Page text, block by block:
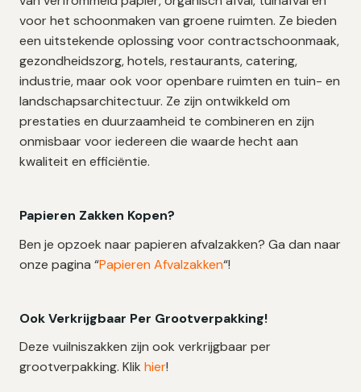
voor het schoonmaken van groene ruimten. Ze bieden
een uitstekende oplossing voor contractschoonmaak,
gezondheidszorg, hotels, restaurants, catering,
industrie, maar ook voor openbare ruimten en tuin- en
landschapsarchitectuur. Ze zijn ontwikkeld om
prestaties en duurzaamheid te combineren en zijn
onmisbaar voor iedereen die waarde hecht aan
kwaliteit en efficiëntie.
Papieren Zakken Kopen?
Ben je opzoek naar papieren afvalzakken? Ga dan naar
onze pagina “Papieren Afvalzakken“!
Ook Verkrijgbaar Per Grootverpakking!
Deze vuilniszakken zijn ook verkrijgbaar per
grootverpakking. Klik hier!